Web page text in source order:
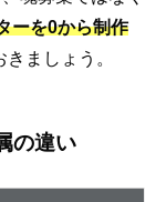
ーを0から制作
ましょう。
の違い